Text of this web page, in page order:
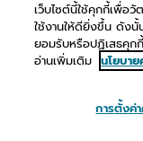
เว็บไซต์นี้ใช้คุกกี้เพื่อ
ใช้งานให้ดียิ่งขึ้น ดังนั้
ยอมรับหรือปฏิเสธคุก
อ่านเพิ่มเติม นโยบา
การตั้งค่